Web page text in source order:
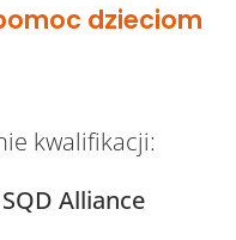
dzieciom
kwalifikacji:
Alliance